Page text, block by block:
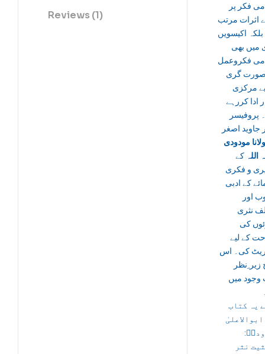
Reviews (1)
فکر پر
اثرات مرتب
بلکہ اکیسویں
میں بھی
فکروعمل
گری
مرکزی
ادا کررہے
پروفیسر
جاوید اصغر
مودودی
اللہ کے
و فکری
کے ادبی
اور
نثری
کی
کے لیے
کی۔ اس
ِنظر
وجود میں
یہ کتاب
نثر